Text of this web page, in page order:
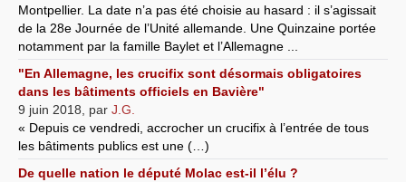
Montpellier. La date n’a pas été choisie au hasard : il s’agissait
de la 28e Journée de l’Unité allemande. Une Quinzaine portée
notamment par la famille Baylet et l’Allemagne ...
"En Allemagne, les crucifix sont désormais obligatoires
dans les bâtiments officiels en Bavière"
9 juin 2018
par J.G.
« Depuis ce vendredi, accrocher un crucifix à l’entrée de tous
les bâtiments publics est une (…)
De quelle nation le député Molac est-il l’élu ?